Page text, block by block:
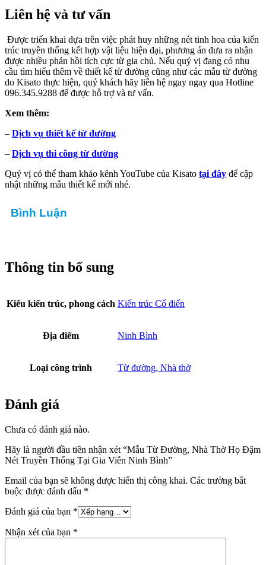
Liên hệ và tư vấn
Được triển khai dựa trên việc phát huy những nét tinh hoa của kiến
trúc truyền thống kết hợp vật liệu hiện đại, phương án đưa ra nhận
được nhiều phản hồi tích cực từ gia chủ. Nếu quý vị đang có nhu
cầu tìm hiểu thêm về thiết kế từ đường cũng như các mẫu từ đường
do Kisato thực hiện, quý khách hãy liên hệ ngay ngay qua Hotline
096.345.9288 để được hỗ trợ và tư vấn.
Xem thêm:
– Dịch vụ thiết kế từ đường
– Dịch vụ thi công từ đường
Quý vị có thể tham khảo kênh YouTube của Kisato tại đây để cập
nhật những mẫu thiết kế mới nhé.
Bình Luận
Thông tin bổ sung
Kiểu kiến trúc, phong cách Kiến trúc Cổ điển
Địa điểm Ninh Bình
Loại công trình Từ đường, Nhà thờ
Đánh giá
Chưa có đánh giá nào.
Hãy là người đầu tiên nhận xét “Mẫu Từ Đường, Nhà Thờ Họ Đậm
Nét Truyền Thống Tại Gia Viễn Ninh Bình”
Email của bạn sẽ không được hiển thị công khai. Các trường bắt
buộc được đánh dấu *
Đánh giá của bạn *
Nhận xét của bạn *